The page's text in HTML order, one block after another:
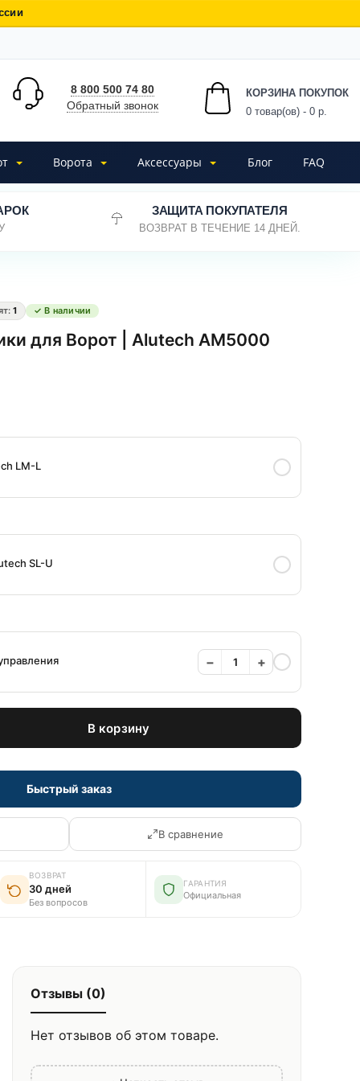
8 800 500 74 80
Обратный звонок
КОРЗИНА ПОКУПОК
0 товар(ов) - 0 р.
Ворота Аксессуары Блог FAQ
ЗАЩИТА ПОКУПАТЕЛЯ
ВОЗВРАТ В ТЕЧЕНИЕ 14 ДНЕЙ.
1 ✓ В наличии
для Ворот | Alutech AM5000
LM-L
SL-U
− +
В корзину
Быстрый заказ
В сравнение
ВОЗВРАТ
30 дней
Без вопросов
ГАРАНТИЯ
Официальная
Отзывы (0)
Нет отзывов об этом товаре.